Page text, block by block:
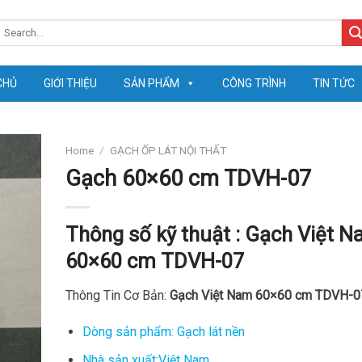
GIỚI THIỆU SẢN PHẨM CÔNG TRÌNH TIN TỨC
Home / GẠCH ỐP LÁT NỘI THẤT
Gạch 60×60 cm TDVH-07
Thông số kỹ thuật : Gạch Việt
60×60 cm TDVH-07
Thông Tin Cơ Bản: Gạch Việt Nam 60×60 cm TDVH-
Dòng sản phẩm: Gạch lát nền